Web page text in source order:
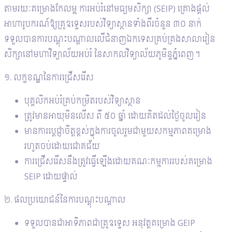
តាមរយៈគម្រោងកែលម្អ ការអប់រំនៅមធ្យមសិក្សា (SEIP) គ្រោងផ្តល់
អាហារូបករណ៍ឱ្យគ្រូឧទ្ទេសរបស់វិទ្យាស្ថានទាំងពីរចំនួន ៣០ នាក់
ទទួលបានការបណ្តុះបណ្តាលលើជំនាញឯកទេសគ្រប់គ្រងសាលារៀន
សិក្សានៅមហាវិទ្យាល័យអប់រំ នៃសាកលវិទ្យាល័យភូមិន្ទភ្នំពេញ។
១. លក្ខខណ្ឌនៃការជ្រើសរើស
បុគ្គលិកអប់រំគ្រប់កម្រិតរបស់វិទ្យាស្ថាន
ត្រូវមានអាយុមិនលើស ពី ៥០ ឆ្នាំ ដោយគិតដល់ថ្ងៃចូលរៀន
មានការប្តេជ្ញាចិត្តខ្ពស់ក្នុងការចូលរួមជាមួយសកម្មភាពគម្រោង
រហូតចប់ដោយជោគជ័យ
ការជ្រើសរើសនឹងត្រូវធ្វើឡើងដោយគណៈកម្មការរបស់គម្រោង
SEIP ដោយផ្ទាល់
២. ផលប្រយោជន៍នៃការបណ្តុះបណ្តាល
ទទួលបានជាអាទិភាពជាគ្រូឧទ្ទេស អនុវត្តគម្រោង GEIP